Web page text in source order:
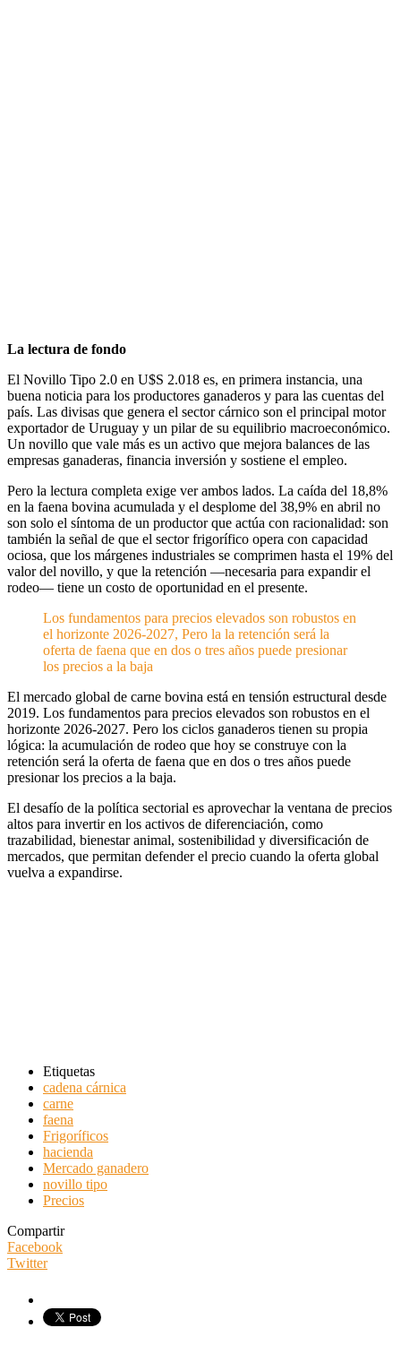
La lectura de fondo
El Novillo Tipo 2.0 en U$S 2.018 es, en primera instancia, una
buena noticia para los productores ganaderos y para las cuentas del
país. Las divisas que genera el sector cárnico son el principal motor
exportador de Uruguay y un pilar de su equilibrio macroeconómico.
Un novillo que vale más es un activo que mejora balances de las
empresas ganaderas, financia inversión y sostiene el empleo.
Pero la lectura completa exige ver ambos lados. La caída del 18,8%
en la faena bovina acumulada y el desplome del 38,9% en abril no
son solo el síntoma de un productor que actúa con racionalidad: son
también la señal de que el sector frigorífico opera con capacidad
ociosa, que los márgenes industriales se comprimen hasta el 19% del
valor del novillo, y que la retención —necesaria para expandir el
rodeo— tiene un costo de oportunidad en el presente.
Los fundamentos para precios elevados son robustos en
el horizonte 2026-2027, Pero la la retención será la
oferta de faena que en dos o tres años puede presionar
los precios a la baja
El mercado global de carne bovina está en tensión estructural desde
2019. Los fundamentos para precios elevados son robustos en el
horizonte 2026-2027. Pero los ciclos ganaderos tienen su propia
lógica: la acumulación de rodeo que hoy se construye con la
retención será la oferta de faena que en dos o tres años puede
presionar los precios a la baja.
El desafío de la política sectorial es aprovechar la ventana de precios
altos para invertir en los activos de diferenciación, como
trazabilidad, bienestar animal, sostenibilidad y diversificación de
mercados, que permitan defender el precio cuando la oferta global
vuelva a expandirse.
Etiquetas
cadena cárnica
carne
faena
Frigoríficos
hacienda
Mercado ganadero
novillo tipo
Precios
Compartir
Facebook
Twitter